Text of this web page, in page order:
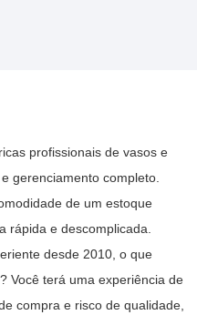
profissionais de vasos e
gerenciamento completo.
de um estoque
rápida e descomplicada.
desde 2010, o que
Você terá uma experiência de
compra e risco de qualidade,